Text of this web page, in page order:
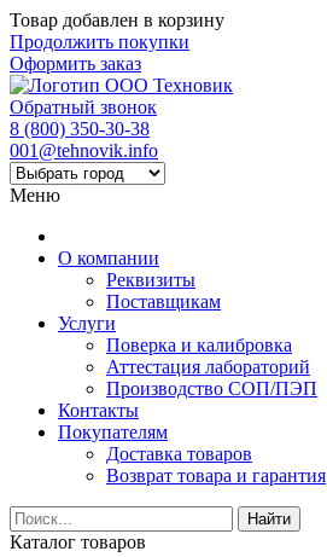
Товар добавлен в корзину
Продолжить покупки
Оформить заказ
Обратный звонок
8 (800) 350-30-38
001@tehnovik.info
Меню
О компании
Реквизиты
Поставщикам
Услуги
Поверка и калибровка
Аттестация лабораторий
Производство СОП/ПЭП
Контакты
Покупателям
Доставка товаров
Возврат товара и гарантия
Найти
Каталог товаров